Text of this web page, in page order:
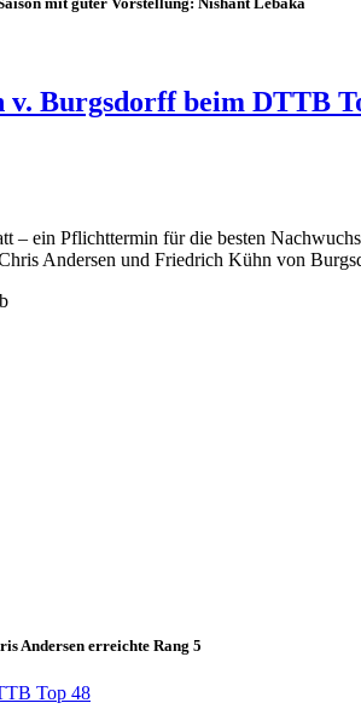
Burgsdorff beim DTTB
ein Pflichttermin für die besten
Andersen und Friedrich Kühn von
Andersen erreichte Rang 5
Top 48